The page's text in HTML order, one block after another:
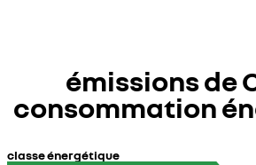
émissions de
consommation
classe énergétique